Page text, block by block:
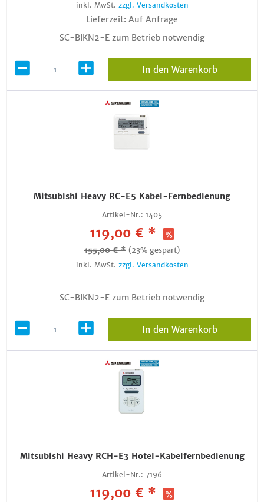
inkl. MwSt. zzgl. Versandkosten
Lieferzeit: Auf Anfrage
SC-BIKN2-E zum Betrieb notwendig
In den Warenkorb
Mitsubishi Heavy RC-E5 Kabel-Fernbedienung
Artikel-Nr.: 1405
119,00 € *
155,00 € * (23% gespart)
inkl. MwSt. zzgl. Versandkosten
SC-BIKN2-E zum Betrieb notwendig
In den Warenkorb
Mitsubishi Heavy RCH-E3 Hotel-Kabelfernbedienung
Artikel-Nr.: 7196
119,00 € *